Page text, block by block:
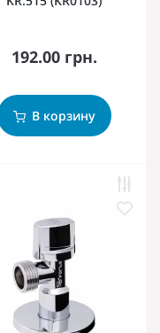
192.00 грн.
В корзину